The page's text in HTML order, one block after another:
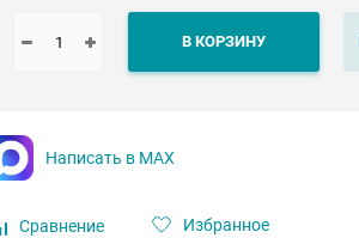
В КОРЗИНУ
Написать в MAX
Сравнение Избранное